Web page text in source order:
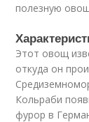
полезную
Этот овощ
откуда он
Кольраби
фурор в